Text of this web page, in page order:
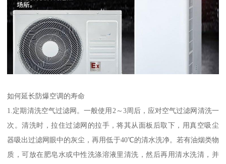
如何延长防爆空调的寿命
1.定期清洗空气过滤网。一般使用2～3周后，应对空气过滤网清洗一
次。清洗时，拉住过滤网的拉手，将其从面板后取下，用真空吸尘
器吸出过滤网眼中的灰尘，再用低于40℃的清水洗净。若有油烟类物
质，可放在肥皂水或中性洗涤溶液里清洗，然后再用清水洗清，并